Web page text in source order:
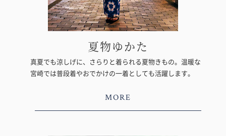
夏物ゆかた
真夏でも涼しげに、さらりと着られる夏物きもの。温暖な
宮崎では普段着やおでかけの一着としても活躍します。
MORE